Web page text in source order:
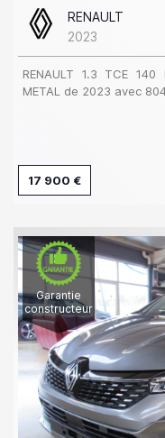
RENAULT
2023
RENAULT 1.3 TCE 140
METAL de 2023 avec
17 900 €
Garantie
constructeur